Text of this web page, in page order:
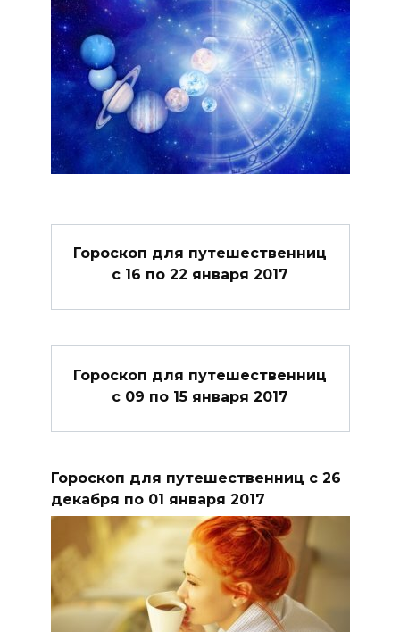
Гороскоп для путешественниц
с 16 по 22 января 2017
Гороскоп для путешественниц
с 09 по 15 января 2017
Гороскоп для путешественниц с 26
декабря по 01 января 2017